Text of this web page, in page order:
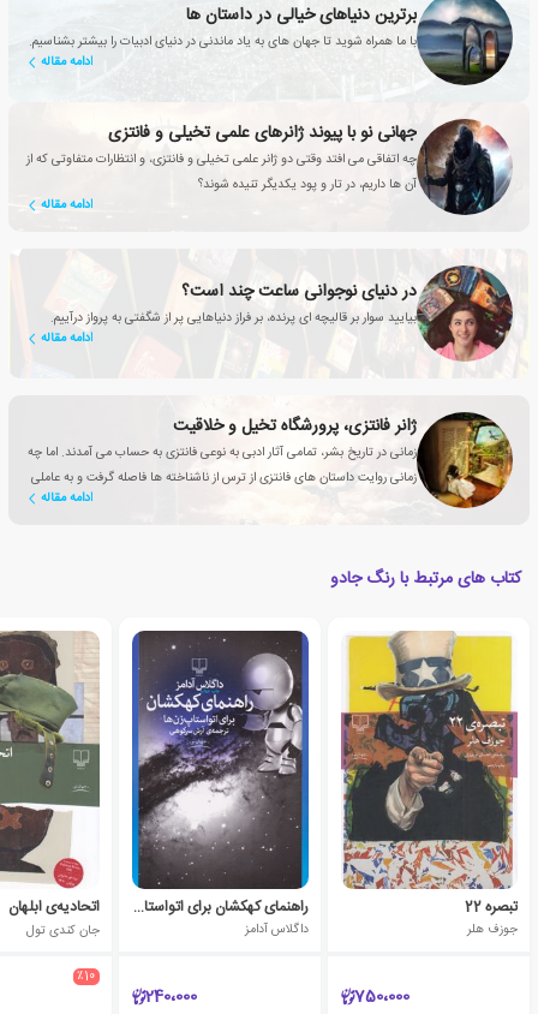
برترین دنیاهای خیالی در داستان ها
با ما همراه شوید تا جهان های به یاد ماندنی در دنیای ادبیات را بیشتر بشناسیم.
ادامه مقاله
جهانی نو با پیوند ژانرهای علمی تخیلی و فانتزی
چه اتفاقی می افتد وقتی دو ژانر علمی تخیلی و فانتزی، و انتظارات متفاوتی که از
آن ها داریم، در تار و پود یکدیگر تنیده شوند؟
ادامه مقاله
در دنیای نوجوانی ساعت چند است؟
بیایید سوار بر قالیچه ای پرنده، بر فراز دنیاهایی پر از شگفتی به پرواز درآییم.
ادامه مقاله
ژانر فانتزی، پرورشگاه تخیل و خلاقیت
زمانی در تاریخ بشر، تمامی آثار ادبی به نوعی فانتزی به حساب می آمدند. اما چه
زمانی روایت داستان های فانتزی از ترس از ناشناخته ها فاصله گرفت و به عاملی
ادامه مقاله
کتاب های مرتبط با رنگ جادو
تبصره 22
جوزف هلر
750،000
راهنمای کهکشان برای اتواستاپ زن ها
داگلاس آدامز
240،000
اتحادیه‌ی ابلهان
جان کندی تول
٪10